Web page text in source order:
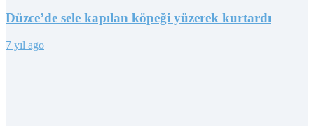
Düzce’de sele kapılan köpeği yüzerek kurtardı
7 yıl ago